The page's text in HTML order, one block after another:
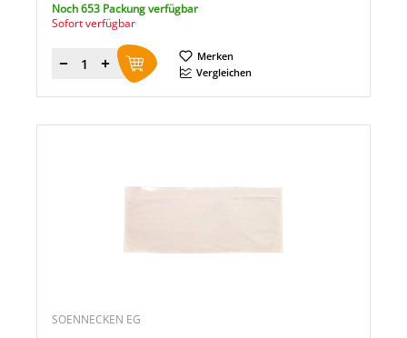
Noch 653 Packung verfügbar
Sofort verfügbar
Menge
Merken
Vergleichen
SOENNECKEN EG